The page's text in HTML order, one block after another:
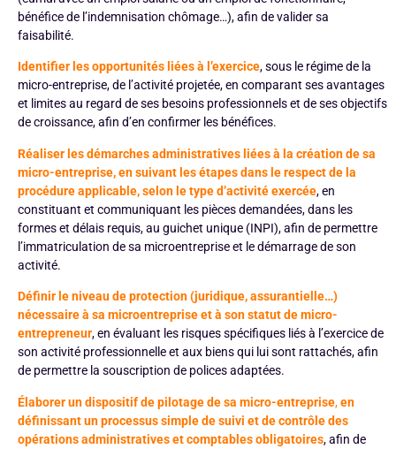
bénéfice de l’indemnisation chômage…), afin de valider sa
faisabilité.
Identifier les opportunités liées à l’exercice, sous le régime de la
micro-entreprise, de l’activité projetée, en comparant ses avantages
et limites au regard de ses besoins professionnels et de ses objectifs
de croissance, afin d’en confirmer les bénéfices.
Réaliser les démarches administratives liées à la création de sa
micro-entreprise, en suivant les étapes dans le respect de la
procédure applicable, selon le type d’activité exercée, en
constituant et communiquant les pièces demandées, dans les
formes et délais requis, au guichet unique (INPI), afin de permettre
l’immatriculation de sa microentreprise et le démarrage de son
activité.
Définir le niveau de protection (juridique, assurantielle…)
nécessaire à sa microentreprise et à son statut de micro-
entrepreneur, en évaluant les risques spécifiques liés à l’exercice de
son activité professionnelle et aux biens qui lui sont rattachés, afin
de permettre la souscription de polices adaptées.
Élaborer un dispositif de pilotage de sa micro-entreprise,en
définissant un processus simple de suivi et de contrôle des
opérations administratives et comptables obligatoires, afin de